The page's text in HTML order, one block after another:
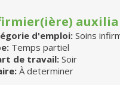
d'emploi: Soins
Temps partiel
de travail: Soir
À determiner